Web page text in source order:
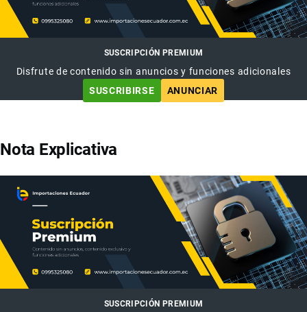
SUSCRIPCIÓN PREMIUM
Disfrute de contenido sin anuncios y funciones adicionales
SUSCRIBIRSE
ANUNCIAR
Nota Explicativa
SUSCRIPCIÓN PREMIUM